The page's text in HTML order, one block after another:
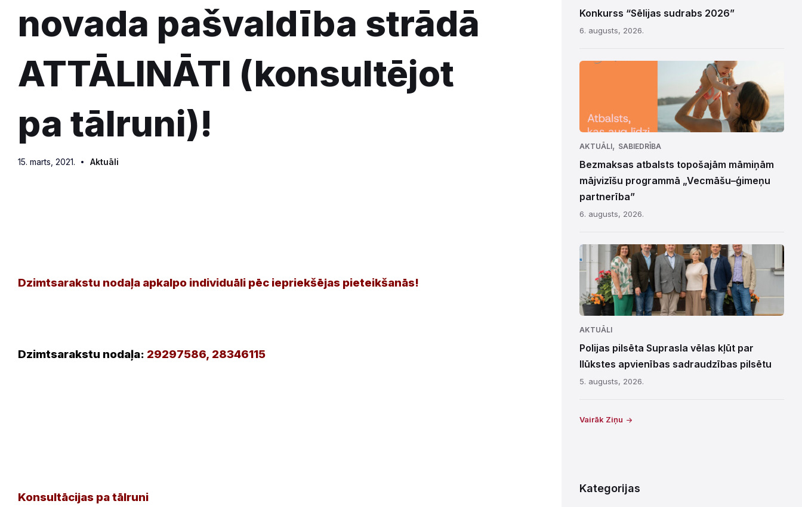
novada pašvaldība strādā
ATTĀLINĀTI (konsultējot
pa tālruni)!
15. marts, 2021. Aktuāli
Dzimtsarakstu nodaļa apkalpo individuāli pēc iepriekšējas pieteikšanās!
Dzimtsarakstu nodaļa: 29297586, 28346115
Konsultācijas pa tālruni
Konkurss “Sēlijas sudrabs 2026”
6. augusts, 2026.
AKTUĀLI, SABIEDRĪBA
Bezmaksas atbalsts topošajām māmiņām
mājvizīšu programmā „Vecmāšu–ģimeņu
partnerība”
6. augusts, 2026.
AKTUĀLI
Polijas pilsēta Suprasla vēlas kļūt par
Ilūkstes apvienības sadraudzības pilsētu
5. augusts, 2026.
Vairāk Ziņu
Kategorijas